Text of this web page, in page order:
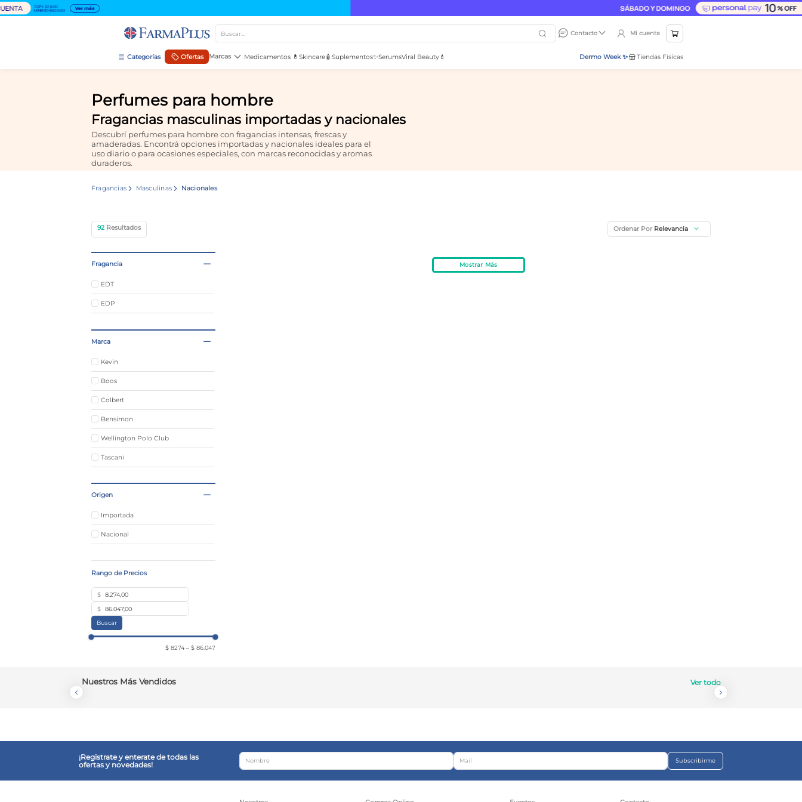
Buscar...
Contacto
Mi cuenta
Ofertas Marcas Medicamentos 💊 Skincare🧴 Suplementos✨SerumsViral Beauty💄 Dermo Week ✨ Tiendas Físicas
Perfumes para hombre
Fragancias masculinas importadas y nacionales
Descubrí perfumes para hombre con fragancias intensas, frescas y
amaderadas. Encontrá opciones importadas y nacionales ideales para el
uso diario o para ocasiones especiales, con marcas reconocidas y aromas
duraderos.
Fragancias Masculinas Nacionales
92 Ordenar Por Relevancia
Fragancia
EDT
EDP
Marca
Kevin
Boos
Colbert
Bensimon
Wellington Polo Club
Tascani
Gino Bogani
Reef
La Dolfina
Origen
Importada
Nacional
$
$
Buscar
$ 8274 – $ 86.047
Mostrar Más
Nuestros Más Vendidos Ver todo
¡Registrate y enterate de todas las
ofertas y novedades!
Subscribirme
TÉRMINOS MÁS BUSCADOS
.
cerave limpieza
3.
creatina
4.
loreal
5.
shampoo
8 .
contorno ojos
10. vitamina c